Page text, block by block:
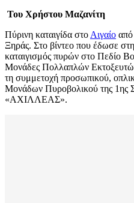
Του Χρήστου Μαζανίτη
Πύρινη καταιγίδα στο Αιγαίο από
Ξηράς. Στο βίντεο που έδωσε
καταιγισμός πυρών στο Πεδίο
Μονάδες Πολλαπλών
τη συμμετοχή προσωπικού,
Μονάδων Πυροβολικού της 1ης
«ΑΧΙΛΛΕΑΣ».